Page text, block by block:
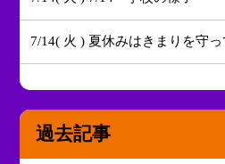
7/14( 火 ) 夏休みはきまりを守っ
過去記事